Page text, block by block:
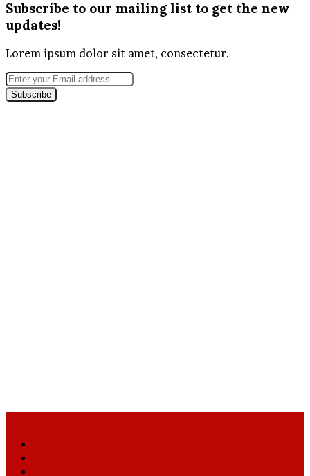
Subscribe to our mailing list to get the new
updates!
Lorem ipsum dolor sit amet, consectetur.
Enter
your
Email